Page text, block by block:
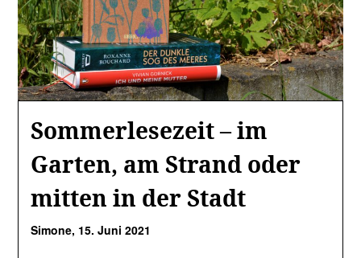
Sommerlesezeit – im
Garten, am Strand oder
mitten in der Stadt
Simone, 15. Juni 2021